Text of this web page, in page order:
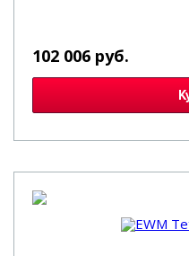
102 006 руб.